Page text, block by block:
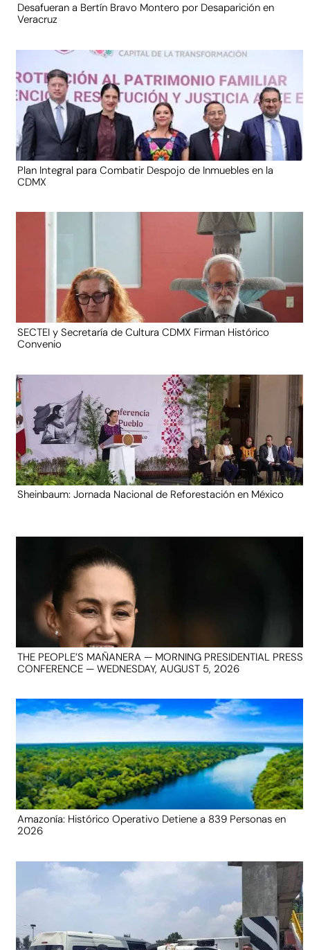
Desafueran a Bertín Bravo Montero por Desaparición en
Veracruz
Plan Integral para Combatir Despojo de Inmuebles en la
CDMX
SECTEI y Secretaría de Cultura CDMX Firman Histórico
Convenio
Sheinbaum: Jornada Nacional de Reforestación en México
THE PEOPLE’S MAÑANERA — MORNING PRESIDENTIAL PRESS
CONFERENCE — WEDNESDAY, AUGUST 5, 2026
Amazonía: Histórico Operativo Detiene a 839 Personas en
2026